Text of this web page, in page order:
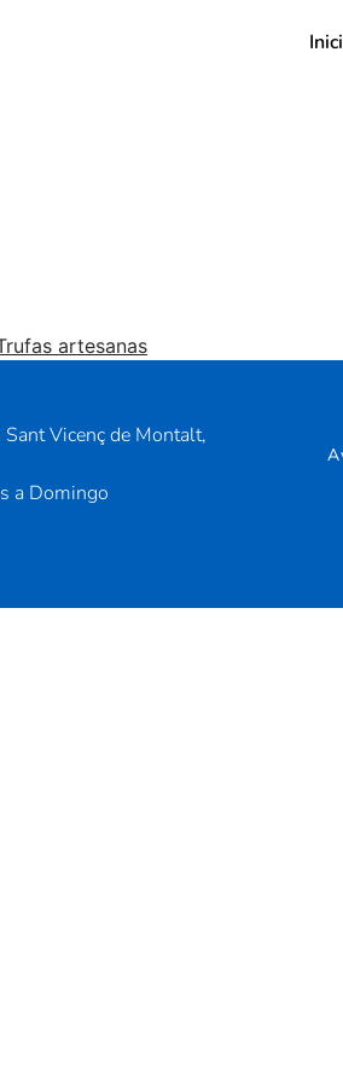
artesanas
Vicenç de Montalt,
a Domingo